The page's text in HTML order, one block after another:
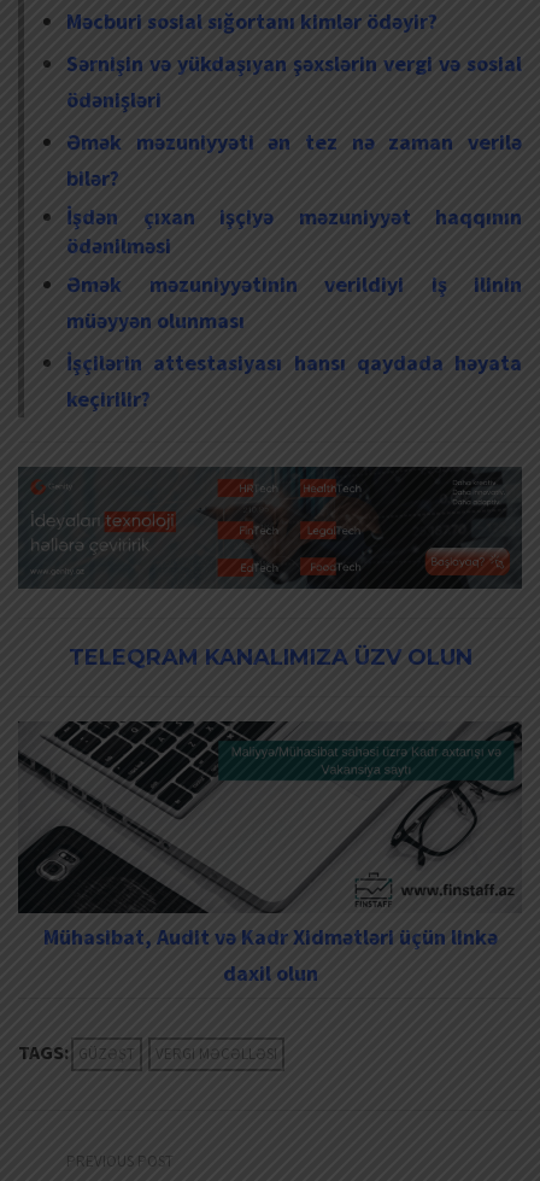
Məcburi sosial sığortanı kimlər ödəyir?
Sərnişin və yükdaşıyan şəxslərin vergi və sosial
ödənişləri
Əmək məzuniyyəti ən tez nə zaman verilə
bilər?
İşdən çıxan işçiyə məzuniyyət haqqının
ödənilməsi
Əmək məzuniyyətinin verildiyi iş ilinin
müəyyən olunması
İşçilərin attestasiyası hansı qaydada həyata
keçirilir?
TELEQRAM KANALIMIZA ÜZV OLUN
Mühasibat, Audit və Kadr Xidmətləri üçün linkə
daxil olun
TAGS: GÜZƏŞT VERGI MƏCƏLLƏSI
PREVIOUS POST